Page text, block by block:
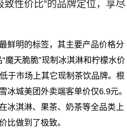
致性价比”的品牌定位，享尽
鲜明的标签，其主要产品价格分
魔天脆脆”现制冰淇淋和柠檬水价
于市场上其它现制茶饮品牌。根
冰城美团外卖端客单价仅6.9元。
冰淇淋、果茶、奶茶等全品类上
比做到了极致。